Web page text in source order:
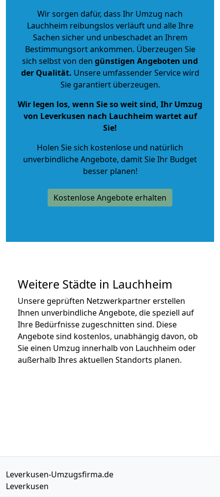
Wir sorgen dafür, dass Ihr Umzug nach
Lauchheim reibungslos verläuft und alle Ihre
Sachen sicher und unbeschadet an Ihrem
Bestimmungsort ankommen. Überzeugen Sie
sich selbst von den günstigen Angeboten und
der Qualität. Unsere umfassender Service wird
Sie garantiert überzeugen.
Wir legen los, wenn Sie so weit sind, Ihr Umzug
von Leverkusen nach Lauchheim wartet auf
Sie!
Holen Sie sich kostenlose und natürlich
unverbindliche Angebote, damit Sie Ihr Budget
besser planen!
Kostenlose Angebote erhalten
Weitere Städte in Lauchheim
Unsere geprüften Netzwerkpartner erstellen
Ihnen unverbindliche Angebote, die speziell auf
Ihre Bedürfnisse zugeschnitten sind. Diese
Angebote sind kostenlos, unabhängig davon, ob
Sie einen Umzug innerhalb von Lauchheim oder
außerhalb Ihres aktuellen Standorts planen.
Leverkusen-Umzugsfirma.de
Leverkusen